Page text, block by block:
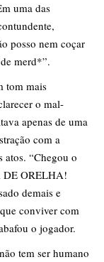
uma das
posso nem coçar
merd*”.
tom mais
o mal-
apenas de uma
com a
atos. “Chegou o
DE ORELHA!
demais e
conviver com
o jogador.
tem ser humano